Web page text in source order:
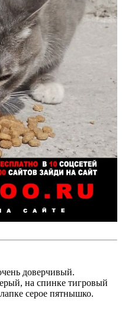
доверчивый.
на спинке тигровый
серое пятнышко.